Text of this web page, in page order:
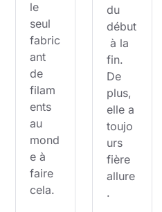
le
seul
fabric
ant
de
filam
ents
au
mond
e à
faire
cela.
du
début
à la
fin.
De
plus,
elle a
toujo
urs
fière
allure
.